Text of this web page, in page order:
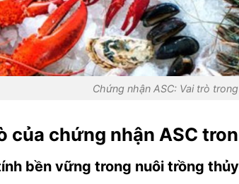
Chứng nhận ASC: Vai trò
của chứng nhận ASC
bền vững trong nuôi trồng